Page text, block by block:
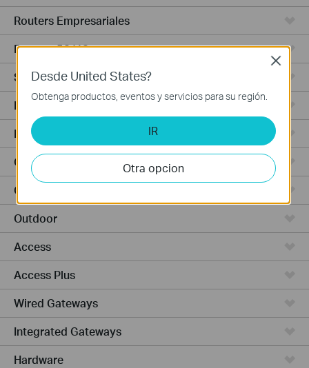
Routers Empresariales
Routers 5G/4G
Switches Smart
Punto de Acceso
Routers de Alta Potencia
Cámaras y seguridad
Ceiling Mount
Outdoor
Access
Access Plus
Wired Gateways
Integrated Gateways
Hardware
Desde United States?
Obtenga productos, eventos y servicios para su región.
IR
Otra opcion
Close